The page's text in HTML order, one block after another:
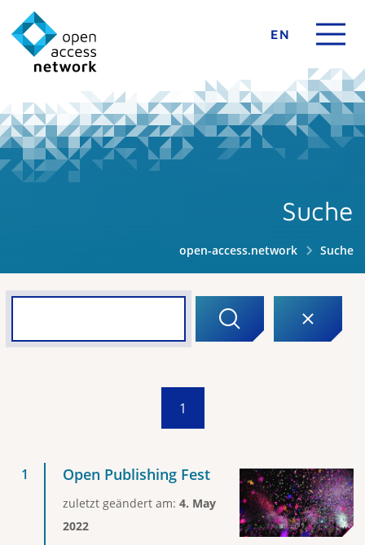
EN
Suche
open-access.network Suche
1
Open Publishing Fest
zuletzt geändert am: 4. May
2022